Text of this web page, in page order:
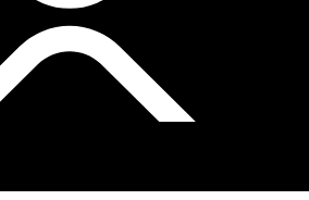
Geldtransfer
einfach online versenden. Live-